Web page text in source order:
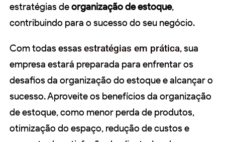
estratégias deorganização de estoque,
contribuindo para o sucesso do seu negócio.
Com todas essasestratégias em prática, sua
empresa estará preparada para enfrentar os
desafios da organização do estoque e alcançar o
sucesso. Aproveite os benefícios da organização
de estoque, como menor perda de produtos,
otimização do espaço, redução de custos e